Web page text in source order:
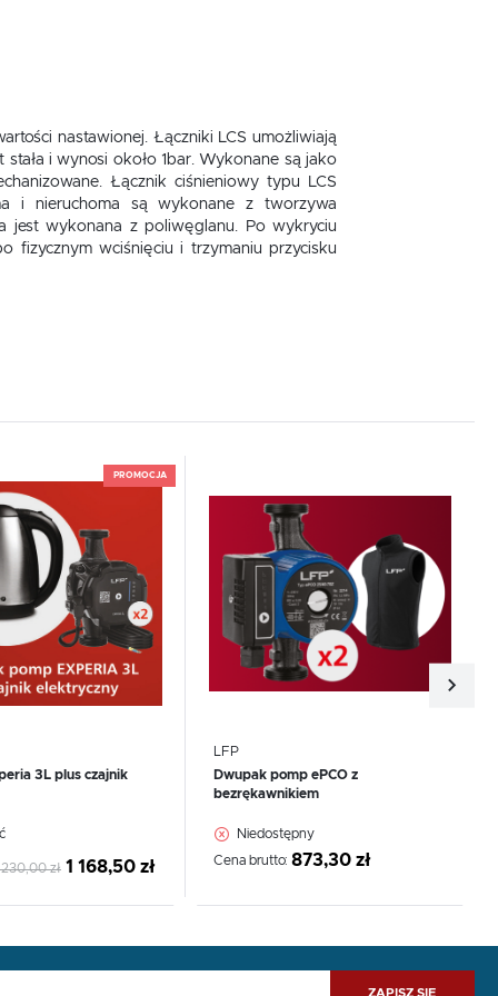
nastawionej. Łączniki LCS umożliwiają
stała i wynosi około 1bar. Wykonane są jako
Łącznik ciśnieniowy typu LCS
i nieruchoma są wykonane z tworzywa
jest wykonana z poliwęglanu. Po wykryciu
fizycznym wciśnięciu i trzymaniu przycisku
PROMOCJA
3L plus czajnik
230,00 zł 1 168,50 zł
LFP
Dwupak pomp ePCO z
bezrękawnikiem
Niedostępny
Cena brutto:873,30 zł
ZAPISZ SIĘ